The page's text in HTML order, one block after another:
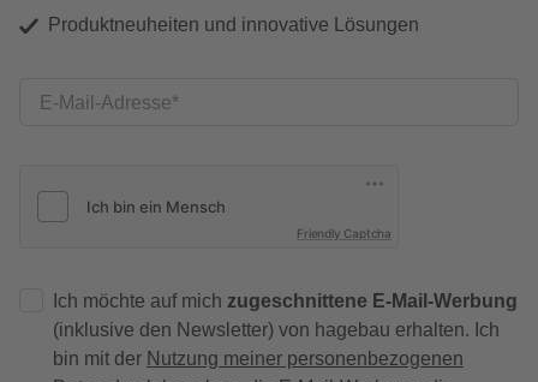
Produktneuheiten und innovative Lösungen
E-Mail-Adresse
Friendly Captcha
Ich möchte auf mich zugeschnittene E-Mail-Werbung
(inklusive den Newsletter) von hagebau erhalten. Ich
bin mit der Nutzung meiner personenbezogenen